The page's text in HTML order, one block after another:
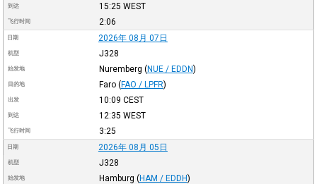
到达 15:25 WEST
飞行时间 2:06
日期 2026年 08月 07日
机型 J328
始发地 Nuremberg (NUE / EDDN)
目的地 Faro (FAO / LPFR)
出发 10:09 CEST
到达 12:35 WEST
飞行时间 3:25
日期 2026年 08月 05日
机型 J328
始发地 Hamburg (HAM / EDDH)